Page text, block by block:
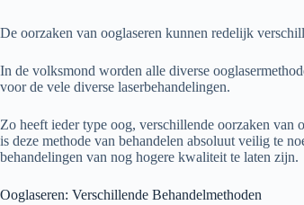
De oorzaken van ooglaseren kunnen redelijk
In de volksmond worden alle diverse
voor de vele diverse laserbehandelingen.
Zo heeft ieder type oog, verschillende oorzaken van
is deze methode van behandelen absoluut veilig te
behandelingen van nog hogere kwaliteit te laten zijn.
Ooglaseren: Verschillende Behandelmethoden